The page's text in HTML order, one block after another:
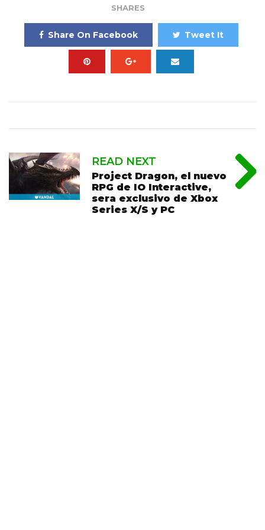
SHARES
Share On Facebook Tweet It
READ NEXT
Project Dragon, el nuevo
RPG de IO Interactive,
sera exclusivo de Xbox
Series X/S y PC